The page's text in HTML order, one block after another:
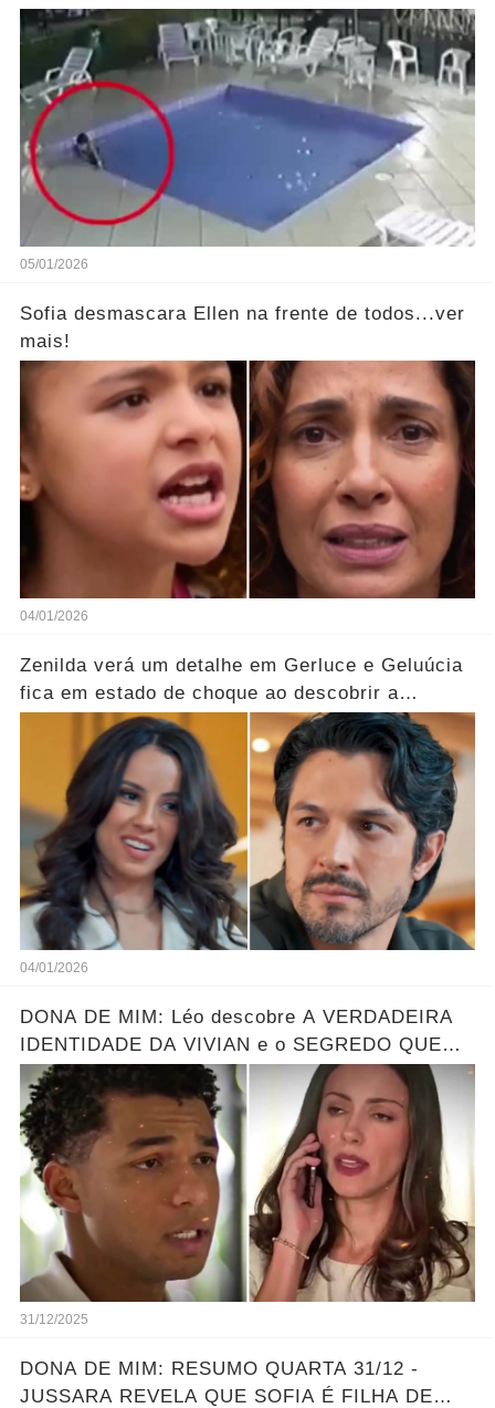
05/01/2026
Sofia desmascara Ellen na frente de todos...ver
mais!
04/01/2026
Zenilda verá um detalhe em Gerluce e Geluúcia
fica em estado de choque ao descobrir a
verdade oculta sobre sua mãe... Ver mais
04/01/2026
DONA DE MIM: Léo descobre A VERDADEIRA
IDENTIDADE DA VIVIAN e o SEGREDO QUE
ELA ESCONDE! Resumo hoje
31/12/2025
DONA DE MIM: RESUMO QUARTA 31/12 -
JUSSARA REVELA QUE SOFIA É FILHA DE